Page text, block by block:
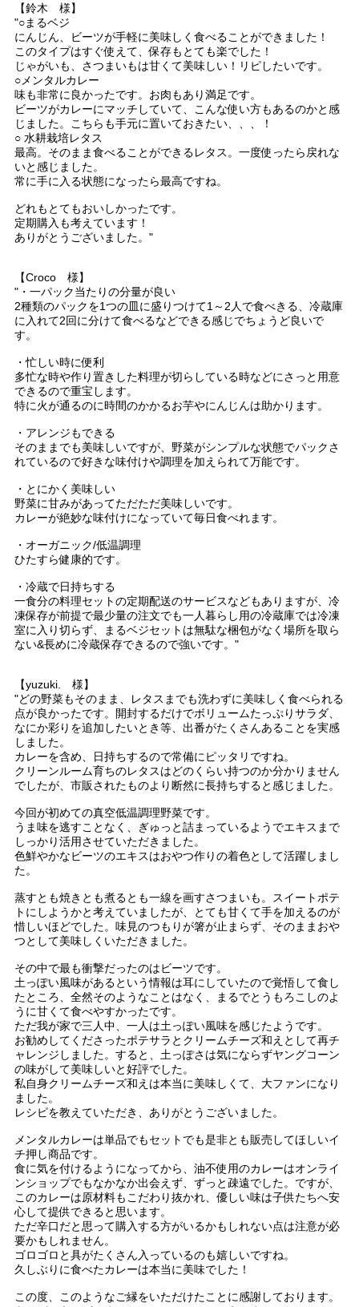
【鈴木 様】
"○まるベジ
にんじん、ビーツが手軽に美味しく食べることができました！
このタイプはすぐ使えて、保存もとても楽でした！
じゃがいも、さつまいもは甘くて美味しい！リピしたいです。
○メンタルカレー
味も非常に良かったです。お肉もあり満足です。
ビーツがカレーにマッチしていて、こんな使い方もあるのかと感
じました。こちらも手元に置いておきたい、、、！
○ 水耕栽培レタス
最高。そのまま食べることができるレタス。一度使ったら戻れな
いと感じました。
常に手に入る状態になったら最高ですね。
どれもとてもおいしかったです。
定期購入も考えています！
ありがとうございました。"
【Croco 様】
"・一パック当たりの分量が良い
2種類のパックを1つの皿に盛りつけて1～2人で食べきる、冷蔵庫
に入れて2回に分けて食べるなどできる感じでちょうど良いで
す。
・忙しい時に便利
多忙な時や作り置きした料理が切らしている時などにさっと用意
できるので重宝します。
特に火が通るのに時間のかかるお芋やにんじんは助かります。
・アレンジもできる
そのままでも美味しいですが、野菜がシンプルな状態でパックさ
れているので好きな味付けや調理を加えられて万能です。
・とにかく美味しい
野菜に甘みがあってただただ美味しいです。
カレーが絶妙な味付けになっていて毎日食べれます。
・オーガニック/低温調理
ひたすら健康的です。
・冷蔵で日持ちする
一食分の料理セットの定期配送のサービスなどもありますが、冷
凍保存が前提で最少量の注文でも一人暮らし用の冷蔵庫では冷凍
室に入り切らず、まるベジセットは無駄な梱包がなく場所を取ら
ない&長めに冷蔵保存できるので強いです。"
【yuzuki. 様】
"どの野菜もそのまま、レタスまでも洗わずに美味しく食べられる
点が良かったです。開封するだけでボリュームたっぷりサラダ、
なにか彩りを追加したいとき等、出番がたくさんあることを実感
しました。
カレーを含め、日持ちするので常備にピッタリですね。
クリーンルーム育ちのレタスはどのくらい持つのか分かりません
でしたが、市販されたものより断然に長持ちすると感じました。
今回が初めての真空低温調理野菜です。
うま味を逃すことなく、ぎゅっと詰まっているようでエキスまで
しっかり活用させていただきました。
色鮮やかなビーツのエキスはおやつ作りの着色として活躍しまし
た。
蒸すとも焼きとも煮るとも一線を画すさつまいも。スイートポテ
トにしようかと考えていましたが、とても甘くて手を加えるのが
惜しいほどでした。味見のつもりが箸が止まらず、そのままおや
つとして美味しくいただきました。
その中で最も衝撃だったのはビーツです。
土っぽい風味があるという情報は耳にしていたので覚悟して食し
たところ、全然そのようなことはなく、まるでとうもろこしのよ
うに甘くて食べやすかったです。
ただ我が家で三人中、一人は土っぽい風味を感じたようです。
お勧めしてくださったポテサラとクリームチーズ和えとして再チ
ャレンジしました。すると、土っぽさは気にならずヤングコーン
の味がして美味しいと好評でした。
私自身クリームチーズ和えは本当に美味しくて、大ファンになり
ました。
レシピを教えていただき、ありがとうございました。
メンタルカレーは単品でもセットでも是非とも販売してほしいイ
チ押し商品です。
食に気を付けるようになってから、油不使用のカレーはオンライ
ンショップでもなかなか出会えず、ずっと疎遠でした。ですが、
このカレーは原材料もこだわり抜かれ、優しい味は子供たちへ安
心して提供できると思います。
ただ辛口だと思って購入する方がいるかもしれない点は注意が必
要かもしれません。
ゴロゴロと具がたくさん入っているのも嬉しいですね。
久しぶりに食べたカレーは本当に美味でした！
この度、このようなご縁をいただけたことに感謝しております。